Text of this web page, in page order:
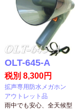
OLT-645-A
税別 8,300円
拡声専用防水メガホン
アウトレット品
雨中でも安心、全天候型